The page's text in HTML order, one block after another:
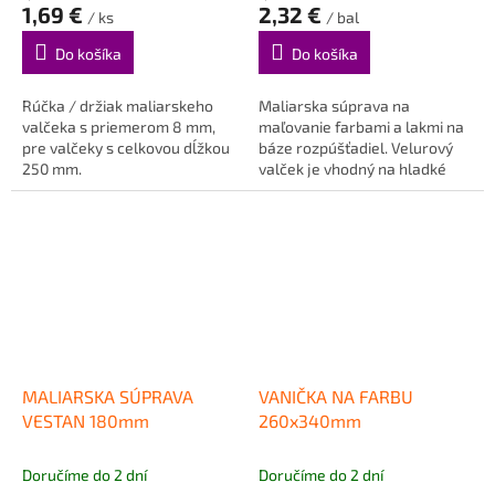
1,69 € / ks
Do košíka
Rúčka / držiak maliarskeho
valčeka s priemerom 8 mm,
pre valčeky s celkovou dĺžkou
250 mm.
2,32 € / bal
Do košíka
Maliarska súprava na
maľovanie farbami a lakmi na
báze rozpúšťadiel. Velurový
valček je vhodný na hladké
povrchy.
MALIARSKA SÚPRAVA
VESTAN 180mm
Doručíme do 2 dní
VANIČKA NA FARBU
260x340mm
Doručíme do 2 dní